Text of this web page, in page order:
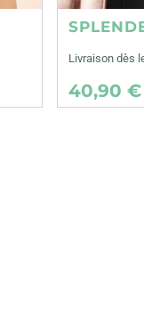
Livraison dès
40,90 €